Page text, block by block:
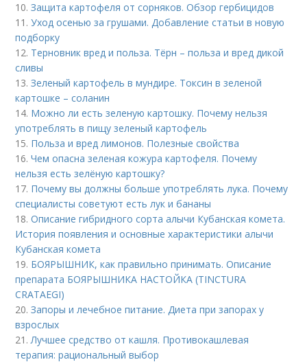
10.Защита картофеля от сорняков. Обзор гербицидов
11.Уход осенью за грушами. Добавление статьи в новую
подборку
12. Терновник вред и польза. Тёрн – польза и вред дикой
сливы
13.Зеленый картофель в мундире. Токсин в зеленой
картошке – соланин
14. Можно ли есть зеленую картошку. Почему нельзя
употреблять в пищу зеленый картофель
15. Польза и вред лимонов. Полезные свойства
16.Чем опасна зеленая кожура картофеля. Почему
нельзя есть зелёную картошку?
17. Почему вы должны больше употреблять лука. Почему
специалисты советуют есть лук и бананы
18.Описание гибридного сорта алычи Кубанская комета.
История появления и основные характеристики алычи
Кубанская комета
19. БОЯРЫШНИК, как правильно принимать. Описание
препарата БОЯРЫШНИКА НАСТОЙКА (TINCTURA
CRATAEGI)
20.Запоры и лечебное питание. Диета при запорах у
взрослых
21.Лучшее средство от кашля. Противокашлевая
терапия: рациональный выбор